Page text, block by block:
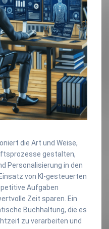
die Art und Weise,
gestalten,
Personalisierung in den
von KI-gesteuerten
Aufgaben
Zeit sparen. Ein
Buchhaltung, die es
zu verarbeiten und